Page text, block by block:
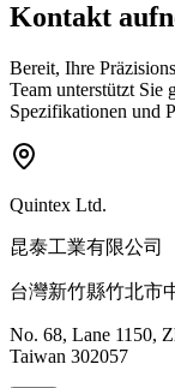
Kontakt
Bereit, Ihre
Team unterstützt Sie
Spezifikationen und
Quintex Ltd.
昆泰工業有限公司
台灣新竹縣竹北市
No. 68, Lane 1150,
Taiwan 302057